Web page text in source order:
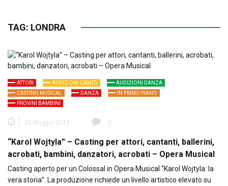
TAG: LONDRA
ATTORI AUDIZIONI CANTO
AUDIZIONI DANZA
CASTING MUSICAL
DANZA
IN PRIMO PIANO
PROVINI BAMBINI
23 Maggio 2013 0
“Karol Wojtyla” – Casting per attori, cantanti, ballerini,
acrobati, bambini, danzatori, acrobati – Opera Musical
Casting aperto per un Colossal in Opera Musical “Karol Wojtyla: la
vera storia”. La produzione richiede un livello artistico elevato su